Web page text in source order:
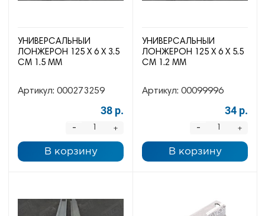
УНИВЕРСАЛЬНЫЙ
ЛОНЖЕРОН 125 Х 6 Х 3.5
СМ 1.5 ММ
Артикул: 000273259
38 р.
+
-
В корзину
УНИВЕРСАЛЬНЫЙ
ЛОНЖЕРОН 125 Х 6 Х 5.5
СМ 1.2 ММ
Артикул: 00099996
34 р.
+
-
В корзину